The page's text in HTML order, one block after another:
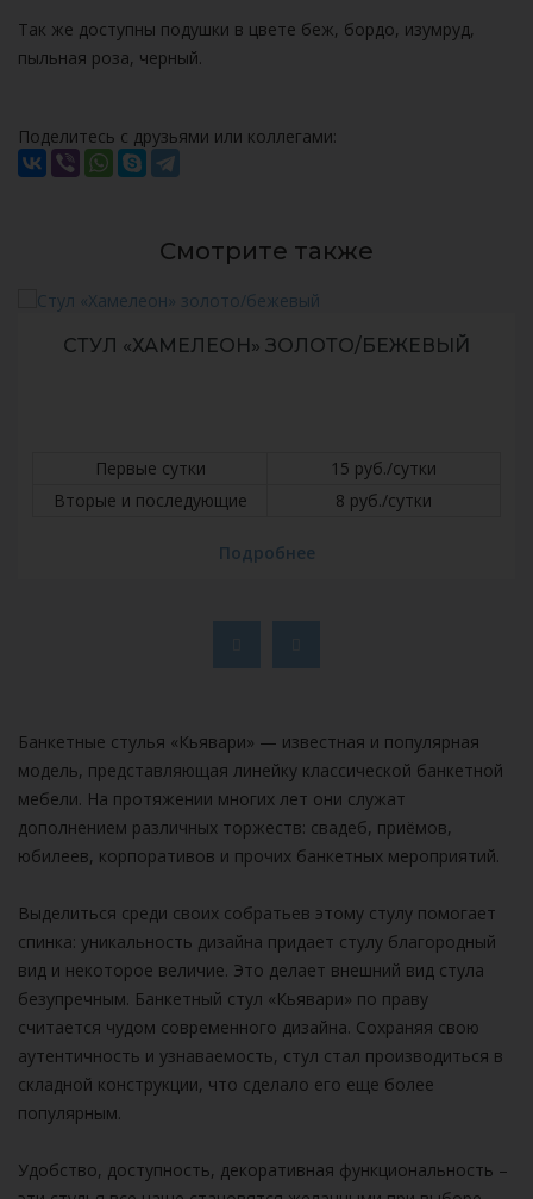
Так же доступны подушки в цвете беж, бордо, изумруд,
пыльная роза, черный.
Поделитесь с друзьями или коллегами:
Смотрите также
СТУЛ БАРНЫЙ «LOGOS»
Первые сутки
30 руб./сутки
Вторые и последующие
15 руб./сутки
Подробнее
Банкетные стулья «Кьявари» — известная и популярная
модель, представляющая линейку классической банкетной
мебели. На протяжении многих лет они служат
дополнением различных торжеств: свадеб, приёмов,
юбилеев, корпоративов и прочих банкетных мероприятий.
Выделиться среди своих собратьев этому стулу помогает
спинка: уникальность дизайна придает стулу благородный
вид и некоторое величие. Это делает внешний вид стула
безупречным. Банкетный стул «Кьявари» по праву
считается чудом современного дизайна. Сохраняя свою
аутентичность и узнаваемость, стул стал производиться в
складной конструкции, что сделало его еще более
популярным.
Удобство, доступность, декоративная функциональность –